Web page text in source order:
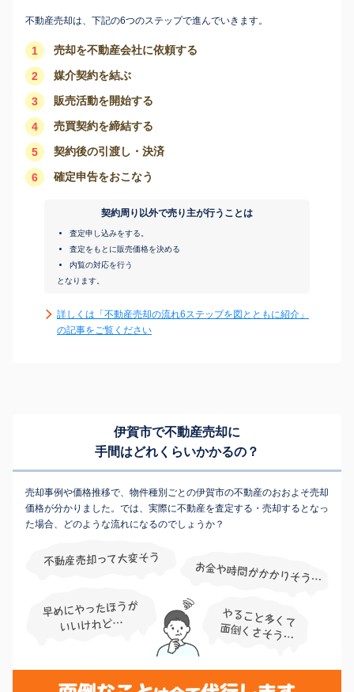
不動産売却は、下記の6つのステップで進んでいきます。
1 売却を不動産会社に依頼する
2 媒介契約を結ぶ
3 販売活動を開始する
4 売買契約を締結する
5 契約後の引渡し・決済
6 確定申告をおこなう
契約周り以外で売り主が行うことは
査定申し込みをする。
査定をもとに販売価格を決める
内覧の対応を行う
となります。
詳しくは「不動産売却の流れ6ステップを図とともに紹介」
の記事をご覧ください
伊賀市で不動産売却に
手間はどれくらいかかるの？
売却事例や価格推移で、物件種別ごとの伊賀市の不動産のおおよそ売却
価格が分かりました。では、実際に不動産を査定する・売却するとなっ
た場合、どのような流れになるのでしょうか？